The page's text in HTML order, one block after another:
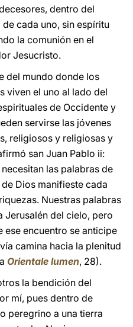
dentro del
cada uno, sin espíritu
la comunión en el
Jesucristo.
del mundo donde los
viven el uno al lado del
de Occidente y
servirse las jóvenes
religiosos y religiosas y
san Juan Pablo ii:
las palabras de
Dios manifieste cada
Nuestras palabras
Jerusalén del cielo, pero
ese encuentro se anticipe
camina hacia la plenitud
Orientale lumen, 28).
la bendición del
mí, pues dentro de
peregrino a una tierra